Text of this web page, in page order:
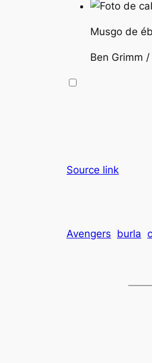
Musgo de
Ben Grimm
Source link
Avengers burla